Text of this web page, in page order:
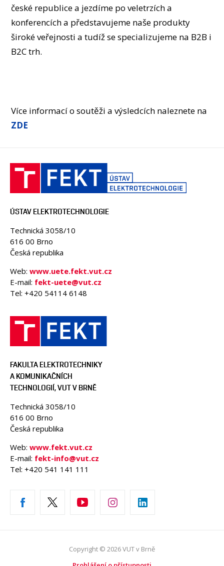
české republice a jezdíme po veletrzích a
konferencích a představujeme naše produkty
široké veřejnosti a tudíž se specializujeme na B2B i
B2C trh.
Více informací o soutěži a výsledcích naleznete na
ZDE
ÚSTAV ELEKTROTECHNOLOGIE
Technická 3058/10
616 00 Brno
Česká republika
Web: www.uete.fekt.vut.cz
E-mail: fekt-uete@vut.cz
Tel: +420 54114 6148
FAKULTA ELEKTROTECHNIKY
A KOMUNIKAČNÍCH
TECHNOLOGIÍ, VUT V BRNĚ
Technická 3058/10
616 00 Brno
Česká republika
Web: www.fekt.vut.cz
E-mail: fekt-info@vut.cz
Tel: +420 541 141 111
Copyright © 2026 VUT v Brně